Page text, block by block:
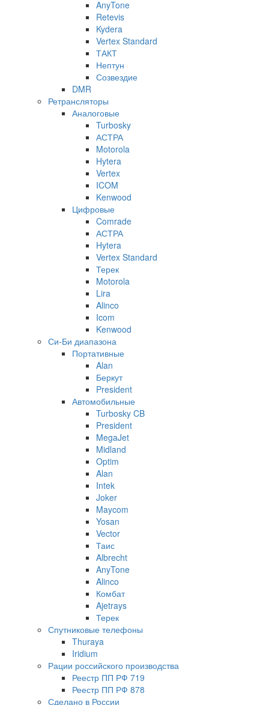
AnyTone
Retevis
Kydera
Vertex Standard
ТАКТ
Нептун
Созвездие
DMR
Ретрансляторы
Аналоговые
Turbosky
АСТРА
Motorola
Hytera
Vertex
ICOM
Kenwood
Цифровые
Comrade
АСТРА
Hytera
Vertex Standard
Терек
Motorola
Lira
Alinco
Icom
Kenwood
Си-Би диапазона
Портативные
Alan
Беркут
President
Автомобильные
Turbosky CB
President
MegaJet
Midland
Optim
Alan
Intek
Joker
Maycom
Yosan
Vector
Таис
Albrecht
AnyTone
Alinco
Комбат
Ajetrays
Терек
Спутниковые телефоны
Thuraya
Iridium
Рации российского производства
Реестр ПП РФ 719
Реестр ПП РФ 878
Сделано в России